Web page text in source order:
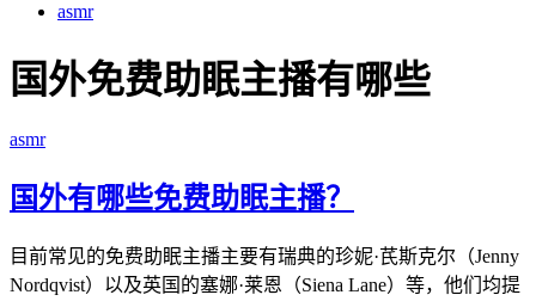
asmr
国外免费助眠主播有哪些
asmr
国外有哪些免费助眠主播？
目前常见的免费助眠主播主要有瑞典的珍妮·芪斯克尔（Jenny
Nordqvist）以及英国的塞娜·莱恩（Siena Lane）等，他们均提